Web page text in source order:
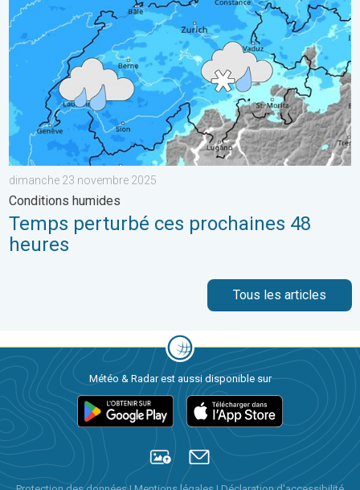
dimanche 23 novembre 2025
Conditions humides
Temps perturbé ces prochaines 48
heures
Tous les articles
Météo & Radar est aussi disponible sur